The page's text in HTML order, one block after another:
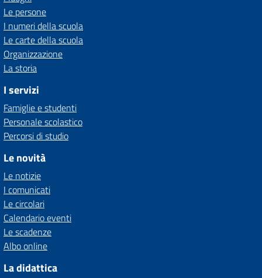
Le persone
I numeri della scuola
Le carte della scuola
Organizzazione
La storia
I servizi
Famiglie e studenti
Personale scolastico
Percorsi di studio
Le novità
Le notizie
I comunicati
Le circolari
Calendario eventi
Le scadenze
Albo online
La didattica